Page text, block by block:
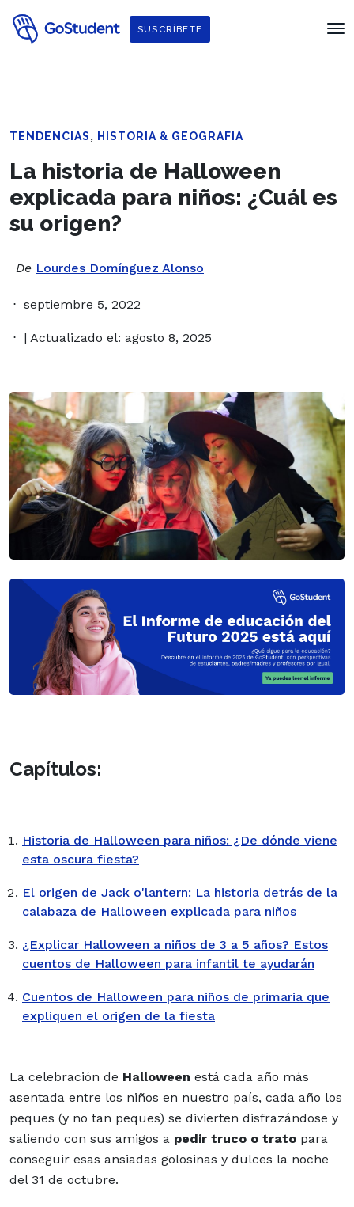
SUSCRÍBETE
TENDENCIAS, HISTORIA & GEOGRAFIA
La historia de Halloween
explicada para niños: ¿Cuál es
su origen?
De Lourdes Domínguez Alonso
septiembre 5, 2022
| Actualizado el: agosto 8, 2025
Capítulos:
Historia de Halloween para niños: ¿De dónde viene
esta oscura fiesta?
El origen de Jack o'lantern: La historia detrás de la
calabaza de Halloween explicada para niños
¿Explicar Halloween a niños de 3 a 5 años? Estos
cuentos de Halloween para infantil te ayudarán
Cuentos de Halloween para niños de primaria que
expliquen el origen de la fiesta
La celebración de Halloween está cada año más
asentada entre los niños en nuestro país, cada año los
peques (y no tan peques) se divierten disfrazándose y
saliendo con sus amigos a pedir truco o trato para
conseguir esas ansiadas golosinas y dulces la noche
del 31 de octubre.